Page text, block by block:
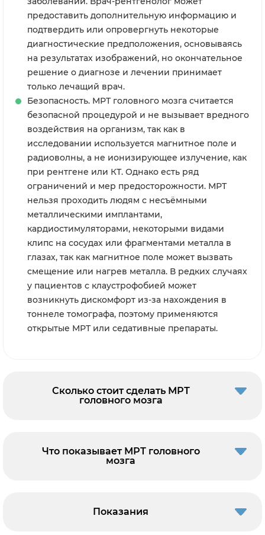
предоставить дополнительную информацию и
подтвердить или опровергнуть некоторые
диагностические предположения, основываясь
на результатах изображений, но окончательное
решение о диагнозе и лечении принимает
только лечащий врач.
Безопасность. МРТ головного мозга считается
безопасной процедурой и не вызывает вредного
воздействия на организм, так как в
исследовании используется магнитное поле и
радиоволны, а не ионизирующее излучение, как
при рентгене или КТ. Однако есть ряд
ограничений и мер предосторожности. МРТ
нельзя проходить людям с несъёмными
металлическими имплантами,
кардиостимуляторами, некоторыми видами
клипс на сосудах или фрагментами металла в
глазах, так как магнитное поле может вызвать
смещение или нагрев металла. В редких случаях
у пациентов с клаустрофобией может
возникнуть дискомфорт из-за нахождения в
тоннеле томографа, поэтому применяются
открытые МРТ или седативные препараты.
Сколько стоит сделать МРТ
головного мозга
Что показывает МРТ головного
мозга
Показания